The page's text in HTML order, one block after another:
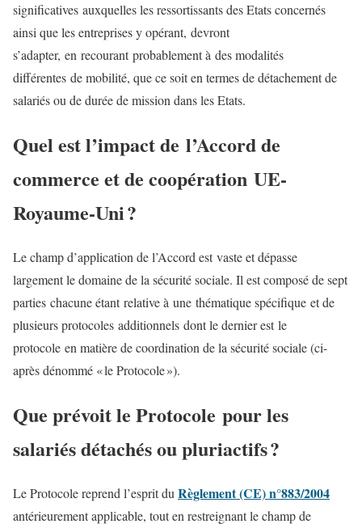
significatives auxquelles les ressortissants des Etats concernés
ainsi que les entreprises y opérant, devront
s’adapter, en recourant probablement à des modalités
différentes de mobilité, que ce soit en termes de détachement de
salariés ou de durée de mission dans les Etats.
Quel est l’impact de l’Accord de
commerce et de coopération UE-
Royaume-Uni ?
Le champ d’application de l’Accord est vaste et dépasse
largement le domaine de la sécurité sociale. Il est composé de sept
parties chacune étant relative à une thématique spécifique et de
plusieurs protocoles additionnels dont le dernier est le
protocole en matière de coordination de la sécurité sociale (ci-
après dénommé « le Protocole »).
Que prévoit le Protocole pour les
salariés détachés ou pluriactifs ?
Le Protocole reprend l’esprit du Règlement (CE) n°883/2004
antérieurement applicable, tout en restreignant le champ de